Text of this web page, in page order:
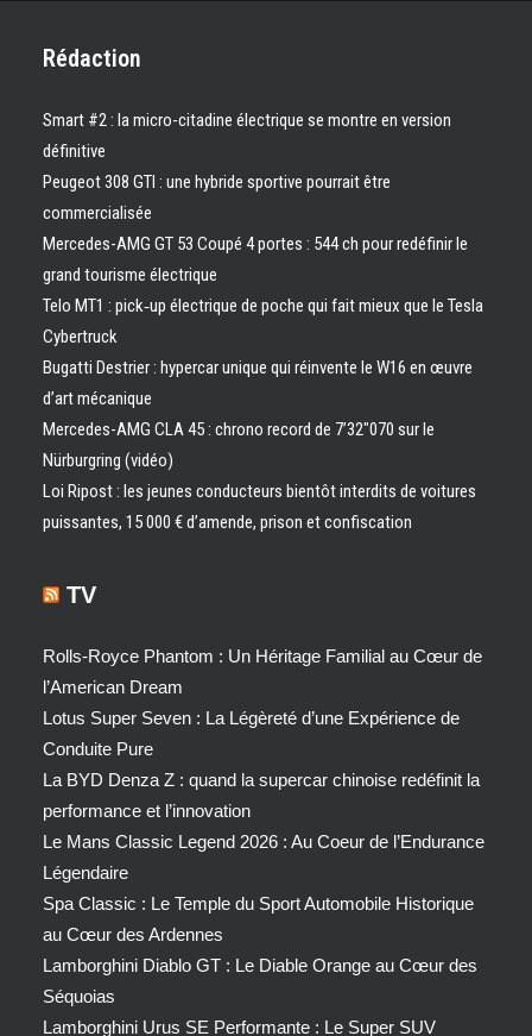
Rédaction
Smart #2 : la micro-citadine électrique se montre en version
définitive
Peugeot 308 GTI : une hybride sportive pourrait être
commercialisée
Mercedes-AMG GT 53 Coupé 4 portes : 544 ch pour redéfinir le
grand tourisme électrique
Telo MT1 : pick‑up électrique de poche qui fait mieux que le Tesla
Cybertruck
Bugatti Destrier : hypercar unique qui réinvente le W16 en œuvre
d’art mécanique
Mercedes-AMG CLA 45 : chrono record de 7’32″070 sur le
Nürburgring (vidéo)
Loi Ripost : les jeunes conducteurs bientôt interdits de voitures
puissantes, 15 000 € d’amende, prison et confiscation
TV
Rolls-Royce Phantom : Un Héritage Familial au Cœur de
l’American Dream
Lotus Super Seven : La Légèreté d’une Expérience de
Conduite Pure
La BYD Denza Z : quand la supercar chinoise redéfinit la
performance et l’innovation
Le Mans Classic Legend 2026 : Au Coeur de l’Endurance
Légendaire
Spa Classic : Le Temple du Sport Automobile Historique
au Cœur des Ardennes
Lamborghini Diablo GT : Le Diable Orange au Cœur des
Séquoias
Lamborghini Urus SE Performante : Le Super SUV